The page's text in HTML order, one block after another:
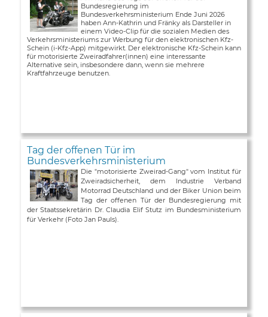
Bundesregierung im
Bundesverkehrsministerium Ende Juni 2026
haben Ann-Kathrin und Fränky als Darsteller in
einem Video-Clip für die sozialen Medien des
Verkehrsministeriums zur Werbung für den elektronischen Kfz-
Schein (i-Kfz-App) mitgewirkt. Der elektronische Kfz-Schein kann
für motorisierte Zweiradfahrer(innen) eine interessante
Alternative sein, insbesondere dann, wenn sie mehrere
Kraftfahrzeuge benutzen.
Tag der offenen Tür im
Bundesverkehrsministerium
Die "motorisierte Zweirad-Gang" vom Institut für
Zweiradsicherheit, dem Industrie Verband
Motorrad Deutschland und der Biker Union beim
Tag der offenen Tür der Bundesregierung mit
der Staatssekretärin Dr. Claudia Elif Stutz im Bundesministerium
für Verkehr (Foto Jan Pauls).